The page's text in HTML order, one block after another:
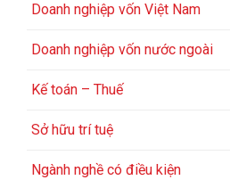
Doanh nghiệp vốn Việt Nam
Doanh nghiệp vốn nước ngoài
Kế toán – Thuế
Sở hữu trí tuệ
Ngành nghề có điều kiện